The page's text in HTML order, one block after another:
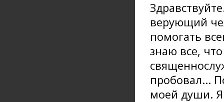
верующий
помогать
знаю все,
пробовал...
моей души.